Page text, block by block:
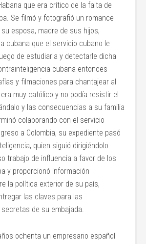
que era crítico de la falta de
Se filmó y fotografió un romance
esposa, madre de sus hijos,
cubana que el servicio cubano le
de estudiarla y detectarle dicha
cubana entonces
y filmaciones para chantajear al
muy católico y no podía resistir el
y las consecuencias a su familia
colaborando con el servicio
a Colombia, su expediente pasó
quien siguió dirigiéndolo.
trabajo de influencia a favor de los
y proporcionó información
la política exterior de su país,
las claves para las
de su embajada.
ochenta un empresario español